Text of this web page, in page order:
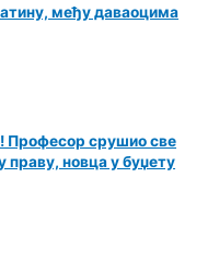
међу даваоцима
Професор срушио све
праву, новца у буџету